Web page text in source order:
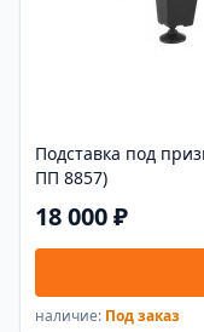
Подставка под
ПП 8857)
18 000 ₽
наличие: Под заказ